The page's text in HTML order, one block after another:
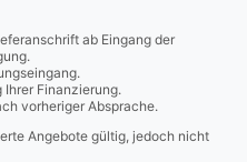
ab Eingang der
Ihrer Finanzierung.
vorheriger Absprache.
Angebote gültig, jedoch nicht